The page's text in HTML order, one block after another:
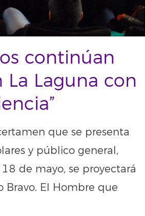
continúan
Laguna con
que se presenta
y público general,
de mayo, se proyectará
Bravo. El Hombre que